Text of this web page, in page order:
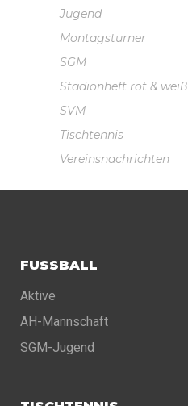
Jugend
Montagsturner
SGM
Stadionheft rot & weiß
SVM
Tischtennis
Vereinsnachrichten
FUSSBALL
Aktive
AH-Mannschaft
SGM-Jugend